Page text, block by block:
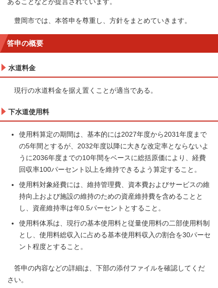
あることなどが提言されています。
豊岡市では、本答申を尊重し、方針をまとめていきます。
答申の概要
水道料金
現行の水道料金を据え置くことが適当である。
下水道使用料
使用料算定の期間は、基本的には2027年度から2031年度まで
の5年間とするが、2032年度以降に大きな改定率とならないよ
うに2036年度までの10年間をベースに総括原価により、経費
回収率100パーセント以上を維持できるよう算定すること。
使用料対象経費には、維持管理費、資本費およびサービスの維
持向上および施設の維持のための資産維持費を含めることと
し、資産維持率は年0.5パーセントとすること。
使用料体系は、現行の基本使用料と従量使用料の二部使用料制
とし、使用料総収入に占める基本使用料収入の割合を30パーセ
ント程度とすること。
答申の内容などの詳細は、下部の添付ファイルを確認してくだ
さい。